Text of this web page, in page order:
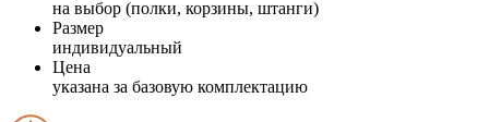
на выбор (полки, корзины, штанги)
Размер
индивидуальный
Цена
указана за базовую комплектацию